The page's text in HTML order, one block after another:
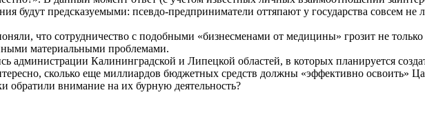
будут предсказуемыми: псевдо-предприниматели оттяпают у государства совсем не
что сотрудничество с подобными «бизнесменами от медицины» грозит не только
материальными проблемами.
администрации Калининградской и Липецкой областей, в которых планируется
сколько еще миллиардов бюджетных средств должны «эффективно освоить»
обратили внимание на их бурную деятельность?